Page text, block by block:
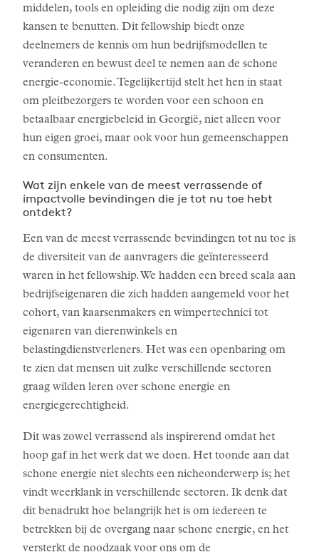
middelen, tools en opleiding die nodig zijn om deze
kansen te benutten. Dit fellowship biedt onze
deelnemers de kennis om hun bedrijfsmodellen te
veranderen en bewust deel te nemen aan de schone
energie-economie. Tegelijkertijd stelt het hen in staat
om pleitbezorgers te worden voor een schoon en
betaalbaar energiebeleid in Georgië, niet alleen voor
hun eigen groei, maar ook voor hun gemeenschappen
en consumenten.
Wat zijn enkele van de meest verrassende of
impactvolle bevindingen die je tot nu toe hebt
ontdekt?
Een van de meest verrassende bevindingen tot nu toe is
de diversiteit van de aanvragers die geïnteresseerd
waren in het fellowship. We hadden een breed scala aan
bedrijfseigenaren die zich hadden aangemeld voor het
cohort, van kaarsenmakers en wimpertechnici tot
eigenaren van dierenwinkels en
belastingdienstverleners. Het was een openbaring om
te zien dat mensen uit zulke verschillende sectoren
graag wilden leren over schone energie en
energiegerechtigheid.
Dit was zowel verrassend als inspirerend omdat het
hoop gaf in het werk dat we doen. Het toonde aan dat
schone energie niet slechts een nicheonderwerp is; het
vindt weerklank in verschillende sectoren. Ik denk dat
dit benadrukt hoe belangrijk het is om iedereen te
betrekken bij de overgang naar schone energie, en het
versterkt de noodzaak voor ons om de